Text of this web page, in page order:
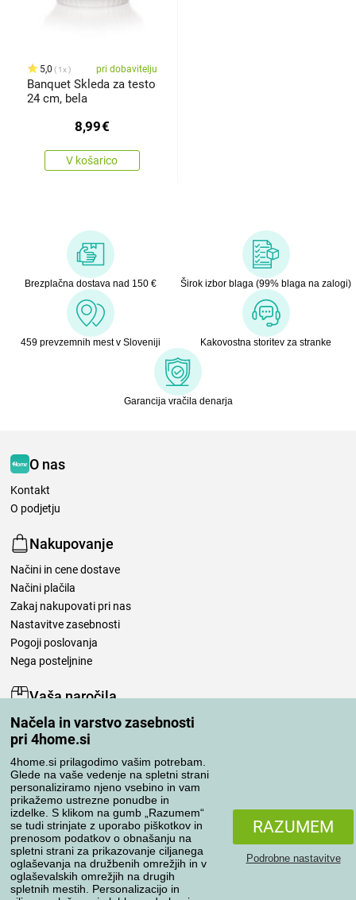
Načela in varstvo zasebnosti
pri 4home.si
4home.si prilagodimo vašim potrebam.
Glede na vaše vedenje na spletni strani
personaliziramo njeno vsebino in vam
prikažemo ustrezne ponudbe in
izdelke. S klikom na gumb „Razumem“
se tudi strinjate z uporabo piškotkov in
prenosom podatkov o obnašanju na
spletni strani za prikazovanje ciljanega
oglaševanja na družbenih omrežjih in v
oglaševalskih omrežjih na drugih
spletnih mestih. Personalizacijo in
RAZUMEM
Podrobne nastavitve
5,0 1x pri dobavitelju
Banquet Skleda za testo
24 cm, bela
8,99€
V košarico
Brezplačna dostava nad 150 € Širok izbor blaga (99% blaga na zalogi)
459 prevzemnih mest v Sloveniji Kakovostna storitev za stranke
Garancija vračila denarja
O nas
Kontakt
O podjetju
Nakupovanje
Načini in cene dostave
Načini plačila
Zakaj nakupovati pri nas
Nastavitve zasebnosti
Pogoji poslovanja
Nega posteljnine
Vaša naročila
Moj račun
Pregled naročil
Reklamacija
Odstop od kupoprodajne pogodbe
Pravila obdelave ocen
Načini prevoza
Načini plačila